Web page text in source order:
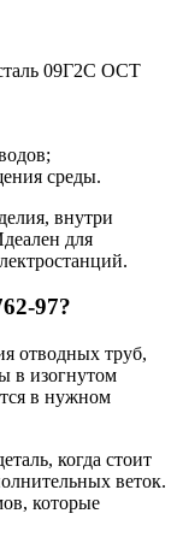
09Г2С ОСТ
среды.
внутри
для
97?
отводных труб,
в изогнутом
в нужном
когда стоит
веток.
которые